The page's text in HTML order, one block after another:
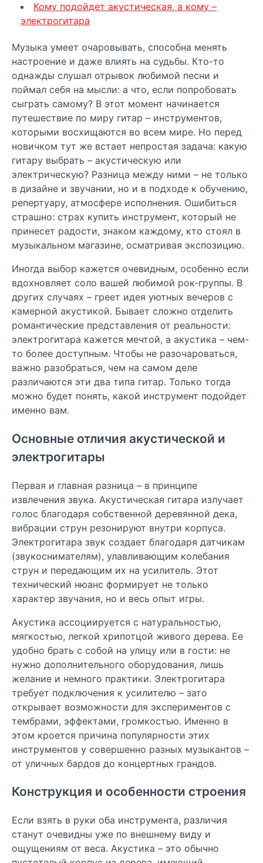
Кому подойдет акустическая, а кому –
электрогитара
Музыка умеет очаровывать, способна менять
настроение и даже влиять на судьбы. Кто-то
однажды слушал отрывок любимой песни и
поймал себя на мысли: а что, если попробовать
сыграть самому? В этот момент начинается
путешествие по миру гитар – инструментов,
которыми восхищаются во всем мире. Но перед
новичком тут же встает непростая задача: какую
гитару выбрать – акустическую или
электрическую? Разница между ними – не только
в дизайне и звучании, но и в подходе к обучению,
репертуару, атмосфере исполнения. Ошибиться
страшно: страх купить инструмент, который не
принесет радости, знаком каждому, кто стоял в
музыкальном магазине, осматривая экспозицию.
Иногда выбор кажется очевидным, особенно если
вдохновляет соло вашей любимой рок-группы. В
других случаях – греет идея уютных вечеров с
камерной акустикой. Бывает сложно отделить
романтические представления от реальности:
электрогитара кажется мечтой, а акустика – чем-
то более доступным. Чтобы не разочароваться,
важно разобраться, чем на самом деле
различаются эти два типа гитар. Только тогда
можно будет понять, какой инструмент подойдет
именно вам.
Основные отличия акустической и
электрогитары
Первая и главная разница – в принципе
извлечения звука. Акустическая гитара излучает
голос благодаря собственной деревянной дека,
вибрации струн резонируют внутри корпуса.
Электрогитара звук создает благодаря датчикам
(звукоснимателям), улавливающим колебания
струн и передающим их на усилитель. Этот
технический нюанс формирует не только
характер звучания, но и весь опыт игры.
Акустика ассоциируется с натуральностью,
мягкостью, легкой хрипотцой живого дерева. Ее
удобно брать с собой на улицу или в гости: не
нужно дополнительного оборудования, лишь
желание и немного практики. Электрогитара
требует подключения к усилителю – зато
открывает возможности для экспериментов с
тембрами, эффектами, громкостью. Именно в
этом кроется причина популярности этих
инструментов у совершенно разных музыкантов –
от уличных бардов до концертных грандов.
Конструкция и особенности строения
Если взять в руки оба инструмента, различия
станут очевидны уже по внешнему виду и
ощущениям от веса. Акустика – это обычно